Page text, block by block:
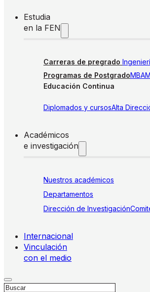
Estudia
en la FEN
Carreras de pregrado
Programas de PostgradoMBA
Educación Continua
Diplomados y cursosAlta
Académicos
e investigación
Nuestros académicos
Departamentos
Dirección de Investigación
Internacional
Vinculación
con el medio
Buscar